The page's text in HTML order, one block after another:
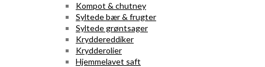
Kompot & chutney
Syltede bær & frugter
Syltede grøntsager
Kryddereddiker
Krydderolier
Hjemmelavet saft